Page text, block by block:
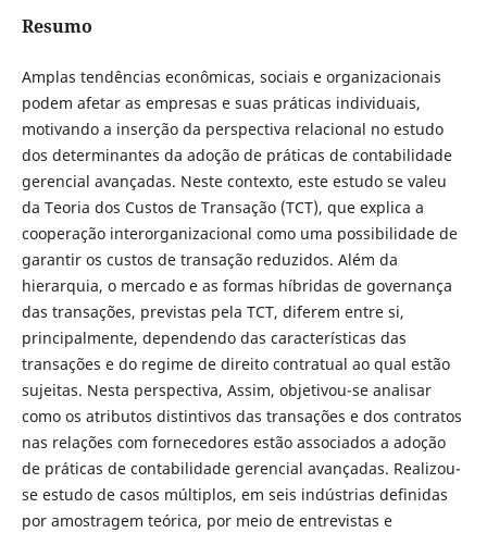
Resumo
Amplas tendências econômicas, sociais e organizacionais
podem afetar as empresas e suas práticas individuais,
motivando a inserção da perspectiva relacional no estudo
dos determinantes da adoção de práticas de contabilidade
gerencial avançadas. Neste contexto, este estudo se valeu
da Teoria dos Custos de Transação (TCT), que explica a
cooperação interorganizacional como uma possibilidade de
garantir os custos de transação reduzidos. Além da
hierarquia, o mercado e as formas híbridas de governança
das transações, previstas pela TCT, diferem entre si,
principalmente, dependendo das características das
transações e do regime de direito contratual ao qual estão
sujeitas. Nesta perspectiva, Assim, objetivou-se analisar
como os atributos distintivos das transações e dos contratos
nas relações com fornecedores estão associados a adoção
de práticas de contabilidade gerencial avançadas. Realizou-
se estudo de casos múltiplos, em seis indústrias definidas
por amostragem teórica, por meio de entrevistas e